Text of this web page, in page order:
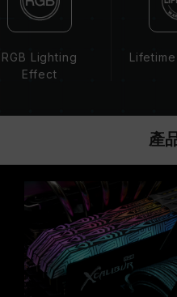
標準規範，可能影響
統不穩定，請回復
系統都能達成。
請確認您的主機板與
十銓科技的記憶體模
證，若有處理器或主
或主機板相關售後服務
RGB Lighting
Effect
產